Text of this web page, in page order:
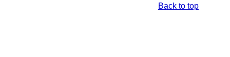
Back to top